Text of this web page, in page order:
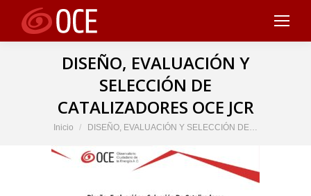
DISEÑO, EVALUACIÓN Y
SELECCIÓN DE
CATALIZADORES OCE JCR
Estás aquí:
Inicio DISEÑO, EVALUACIÓN Y SELECCIÓN DE…